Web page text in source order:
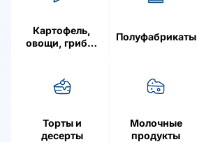
Картофель,
овощи, грибы,
Полуфабрикаты
Торты и
десерты
Молочные
продукты